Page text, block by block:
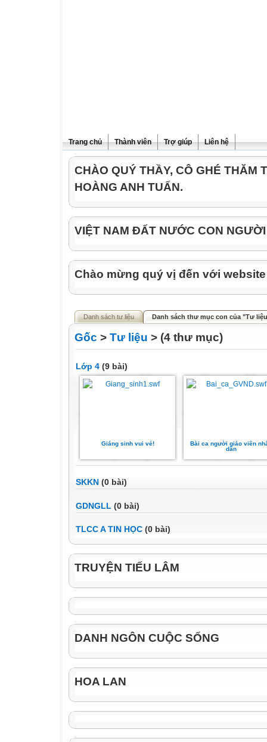
Trang chủ Thành viên Trợ giúp Liên hệ
CHÀO QUÝ THẦY, CÔ GHÉ THĂM
HOÀNG ANH TUẤN.
VIỆT NAM ĐẤT NƯỚC CON NGƯỜI
Chào mừng quý vị đến với
Danh sách tư liệu Danh sách thư mục con của "Tư
Gốc > Tư liệu > (4 thư mục)
Lớp 4 (9 bài)
Giáng sinh vui vẻ!
Bài ca người giáo viên
dân
SKKN (0 bài)
GDNGLL (0 bài)
TLCC A TIN HỌC (0 bài)
TRUYỆN TIẾU LÂM
DANH NGÔN CUỘC SỐNG
HOA LAN